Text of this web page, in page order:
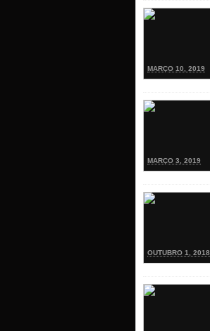
MARÇO 10, 2019
MARÇO 3, 2019
OUTUBRO 1, 2018